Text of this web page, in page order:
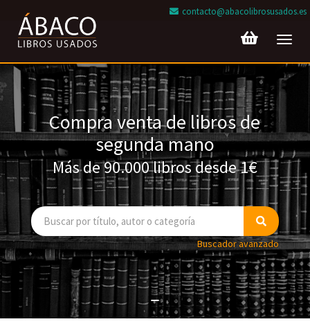
contacto@abacolibrosusados.es
Compra venta de libros de
segunda mano
Más de 90.000 libros desde 1€
Buscador avanzado